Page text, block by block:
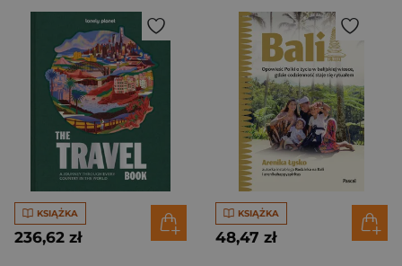
KSIĄŻKA
236,62 zł
KSIĄŻKA
48,47 zł